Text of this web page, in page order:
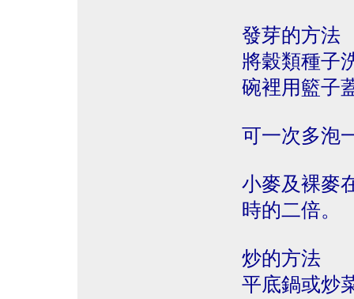
發芽的方法
將穀類種子
碗裡用籃子
可一次多泡
小麥及裸麥
時的二倍。
炒的方法
平底鍋或炒